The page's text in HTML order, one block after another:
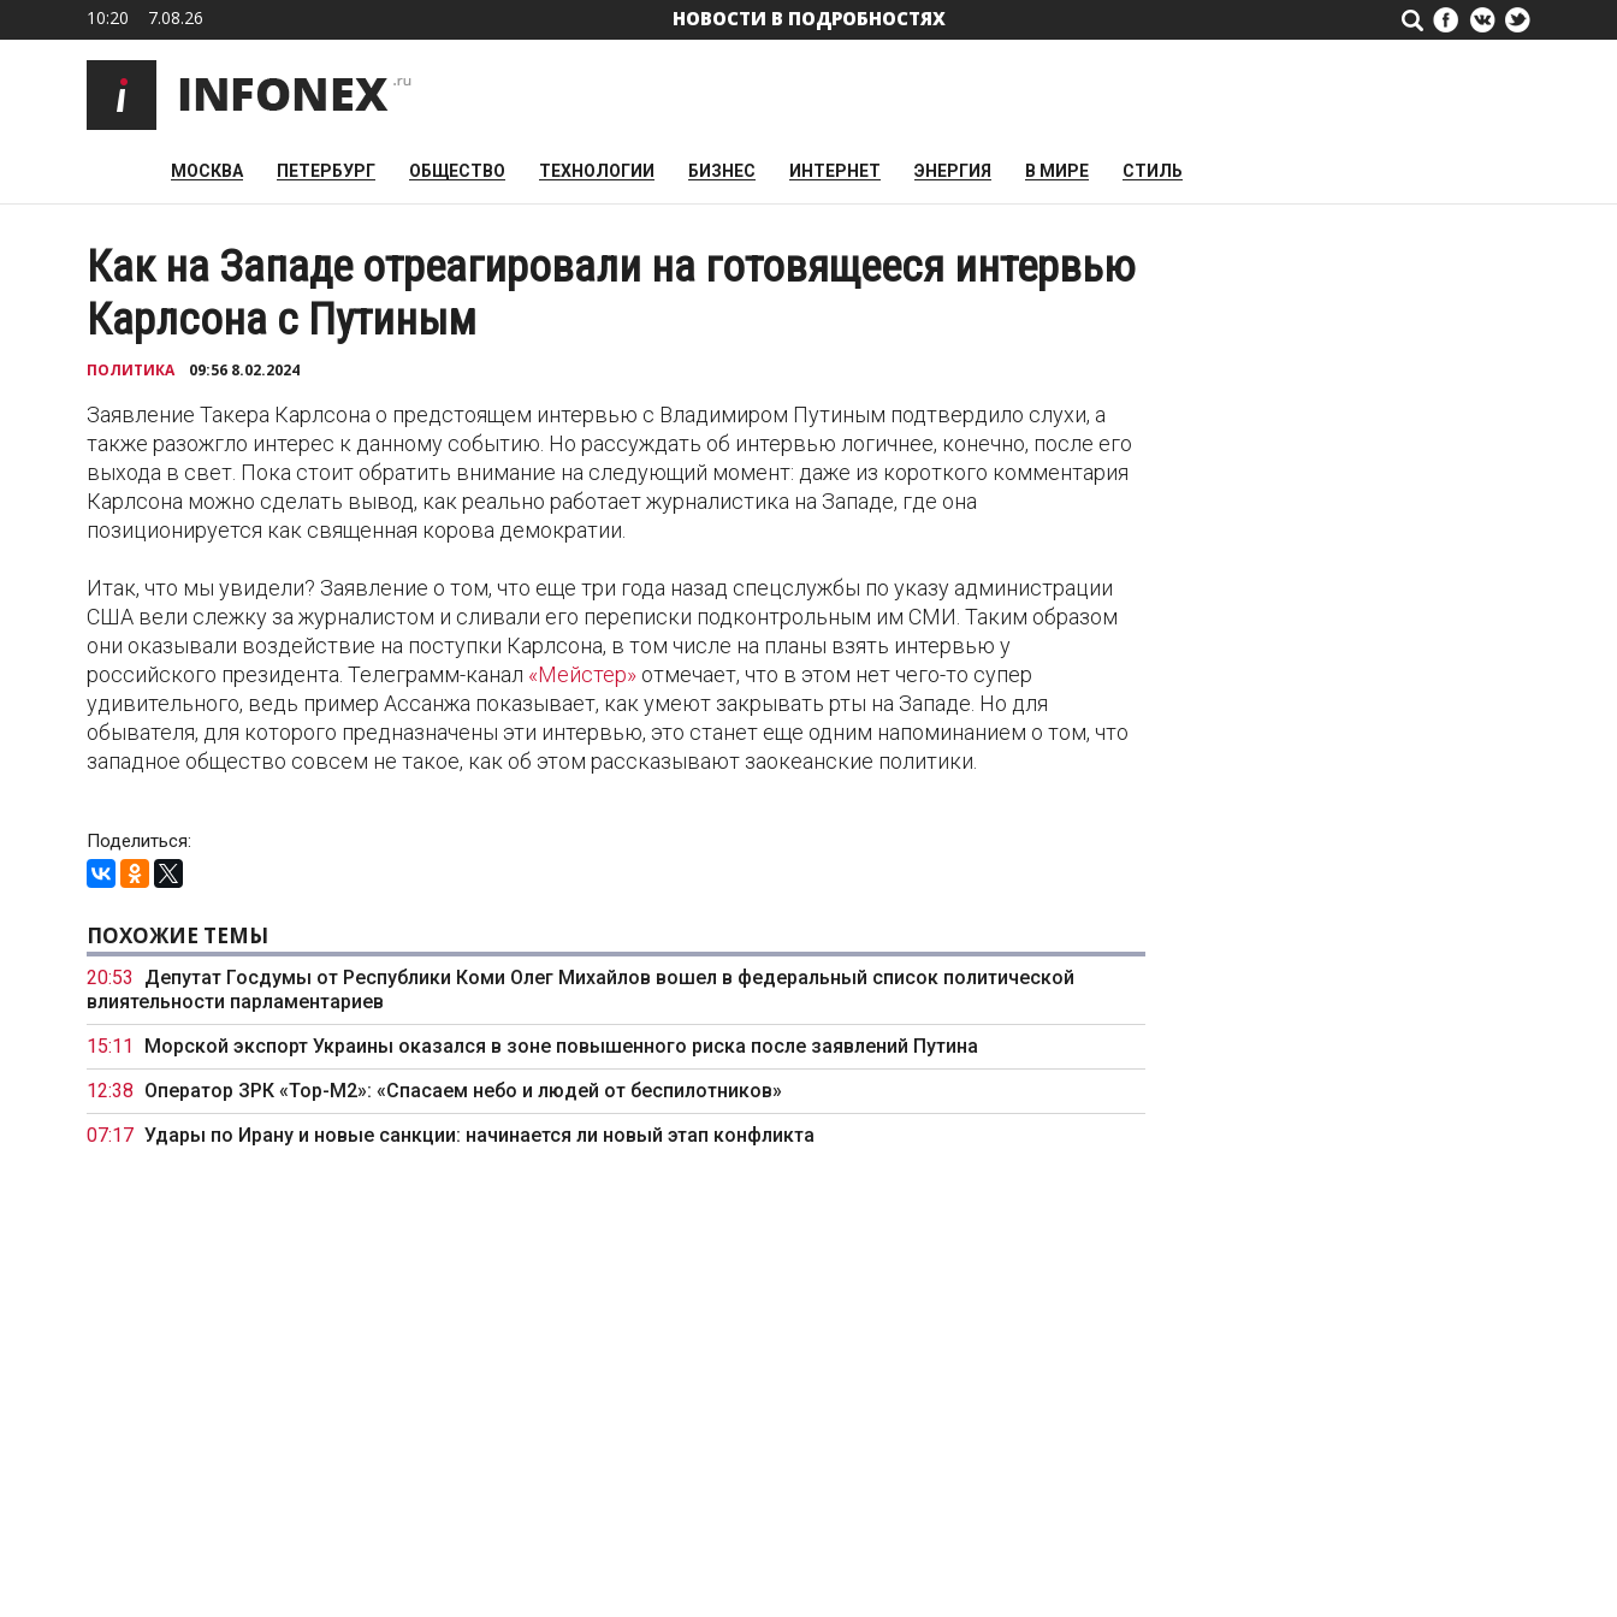
10:20 7.08.26 НОВОСТИ В ПОДРОБНОСТЯХ
МОСКВА ПЕТЕРБУРГ ОБЩЕСТВО ТЕХНОЛОГИИ БИЗНЕС ИНТЕРНЕТ ЭНЕРГИЯ В МИРЕ СТИЛЬ
Как на Западе отреагировали на готовящееся интервью
Карлсона с Путиным
ПОЛИТИКА 09:56 8.02.2024
Заявление Такера Карлсона о предстоящем интервью с Владимиром Путиным подтвердило слухи, а
также разожгло интерес к данному событию. Но рассуждать об интервью логичнее, конечно, после его
выхода в свет. Пока стоит обратить внимание на следующий момент: даже из короткого комментария
Карлсона можно сделать вывод, как реально работает журналистика на Западе, где она
позиционируется как священная корова демократии.
Итак, что мы увидели? Заявление о том, что еще три года назад спецслужбы по указу администрации
США вели слежку за журналистом и сливали его переписки подконтрольным им СМИ. Таким образом
они оказывали воздействие на поступки Карлсона, в том числе на планы взять интервью у
российского президента. Телеграмм-канал «Мейстер» отмечает, что в этом нет чего-то супер
удивительного, ведь пример Ассанжа показывает, как умеют закрывать рты на Западе. Но для
обывателя, для которого предназначены эти интервью, это станет еще одним напоминанием о том, что
западное общество совсем не такое, как об этом рассказывают заокеанские политики.
Поделиться:
ПОХОЖИЕ ТЕМЫ
20:53
Депутат Госдумы от Республики Коми Олег Михайлов вошел в федеральный список политической
влиятельности парламентариев
15:11
Морской экспорт Украины оказался в зоне повышенного риска после заявлений Путина
12:38 Оператор ЗРК «Тор-М2»: «Спасаем небо и людей от беспилотников»
07:17 Удары по Ирану и новые санкции: начинается ли новый этап конфликта